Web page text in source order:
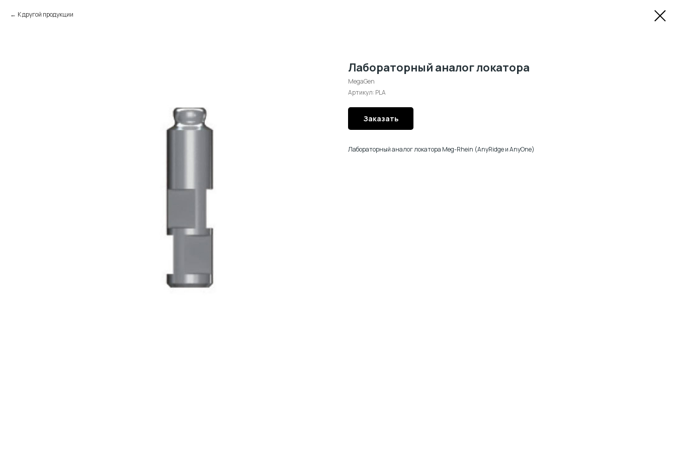
К другой продукции
Лабораторный аналог локатора
MegaGen
Артикул: PLA
Заказать
Лабораторный аналог локатора Meg-Rhein (AnyRidge и AnyOne)